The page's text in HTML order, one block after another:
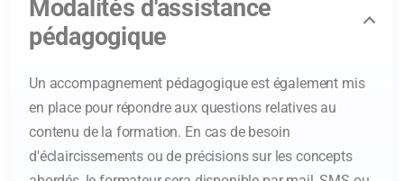
Modalités d'assistance
pédagogique
Un accompagnement pédagogique est également mis
en place pour répondre aux questions relatives au
contenu de la formation. En cas de besoin
d'éclaircissements ou de précisions sur les concepts